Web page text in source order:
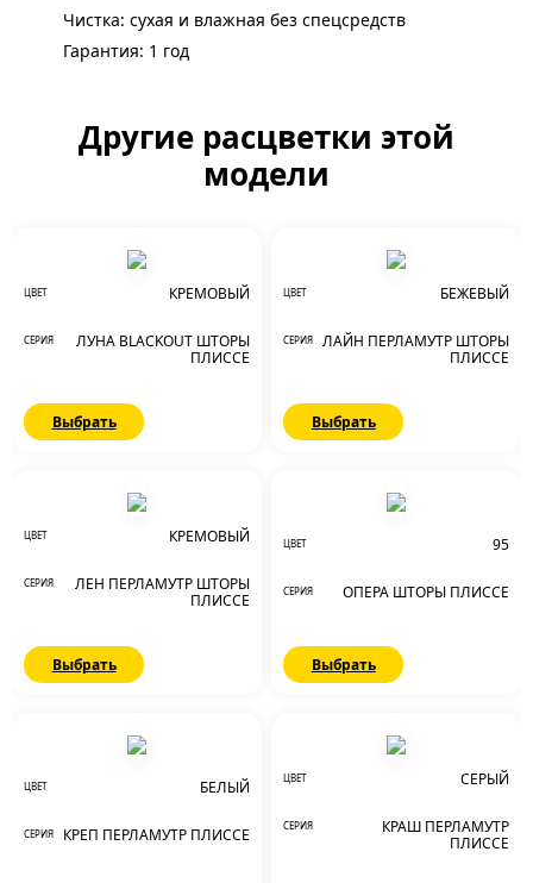
Чистка: сухая и влажная без спецсредств
Гарантия: 1 год
Другие расцветки этой
модели
ЦВЕТ КРЕМОВЫЙ
СЕРИЯ
ЛУНА BLACKOUT ШТОРЫ
ПЛИССЕ
Выбрать
ЦВЕТ БЕЖЕВЫЙ
СЕРИЯ
ЛАЙН ПЕРЛАМУТР ШТОРЫ
ПЛИССЕ
Выбрать
ЦВЕТ КРЕМОВЫЙ
СЕРИЯ
ЛЕН ПЕРЛАМУТР ШТОРЫ
ПЛИССЕ
Выбрать
ЦВЕТ 95
СЕРИЯ ОПЕРА ШТОРЫ ПЛИССЕ
Выбрать
ЦВЕТ БЕЛЫЙ
СЕРИЯ КРЕП ПЕРЛАМУТР ПЛИССЕ
ЦВЕТ СЕРЫЙ
СЕРИЯ
КРАШ ПЕРЛАМУТР
ПЛИССЕ